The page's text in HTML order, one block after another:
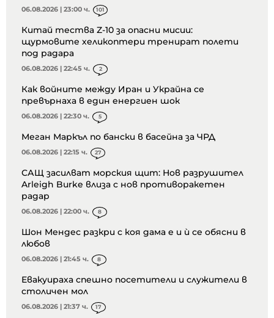
06.08.2026 | 23:00 ч. 101
Китай тества Z-10 за опасни мисии:
щурмовите хеликоптери тренират полети
под радара
06.08.2026 | 22:45 ч. 2
Как войните между Иран и Украйна се
превърнаха в един енергиен шок
06.08.2026 | 22:30 ч. 5
Меган Маркъл по бански в басейна за ЧРД
06.08.2026 | 22:15 ч. 27
САЩ засилват морския щит: Нов разрушител
Arleigh Burke влиза с нов противоракетен
радар
06.08.2026 | 22:00 ч. 8
Шон Мендес разкри с коя дама е и ѝ се обясни в
любов
06.08.2026 | 21:45 ч. 8
Евакуираха спешно посетители и служители в
столичен мол
06.08.2026 | 21:37 ч. 17